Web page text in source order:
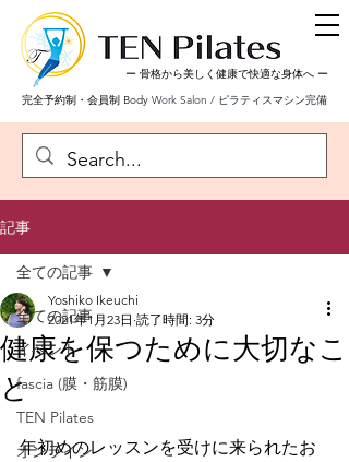
ー 骨格から美しく健康で快適な身体へ ー
完全予約制・会員制 Body Work Salon / ピラティスマシン完備
記事
全ての記事
イベント
fascia (膜・筋膜)
TEN Pilates
オンライン
全ての記事
健康を保つために大切なこ
と
Yoshiko Ikeuchi
2021年1月23日 読了時間: 3分
年初めのレッスンを受けに来られたお